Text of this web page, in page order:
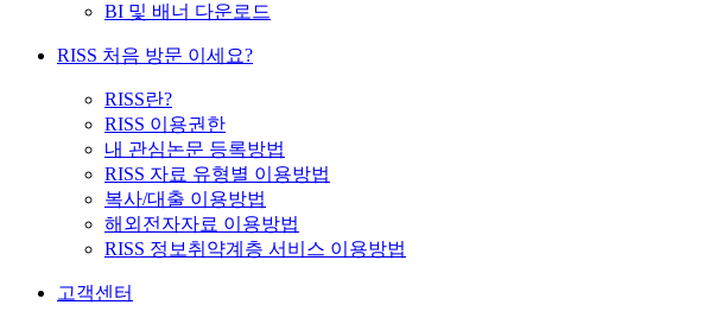
BI 및 배너 다운로드
RISS 처음 방문 이세요?
RISS란?
RISS 이용권한
내 관심논문 등록방법
RISS 자료 유형별 이용방법
복사/대출 이용방법
해외전자자료 이용방법
RISS 정보취약계층 서비스 이용방법
고객센터